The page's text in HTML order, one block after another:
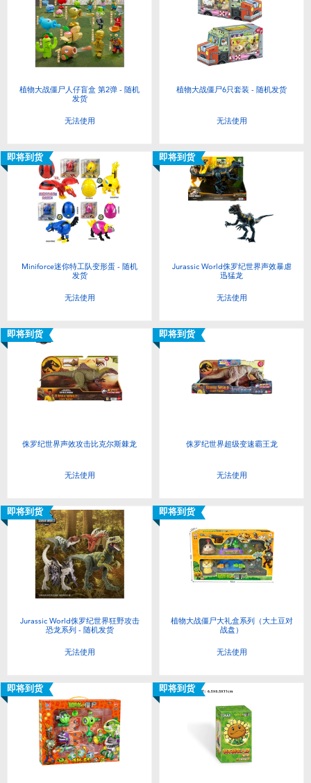
植物大战僵尸人仔盲盒 第2弹 - 随机
发货
无法使用
植物大战僵尸6只套装 - 随机发货
无法使用
即将到货
Miniforce迷你特工队变形蛋 - 随机
发货
无法使用
即将到货
Jurassic World侏罗纪世界声效暴虐
迅猛龙
无法使用
即将到货
侏罗纪世界声效攻击比克尔斯棘龙
无法使用
即将到货
侏罗纪世界超级变速霸王龙
无法使用
即将到货
Jurassic World侏罗纪世界狂野攻击
恐龙系列 - 随机发货
无法使用
即将到货
植物大战僵尸大礼盒系列（大土豆对
战盘）
无法使用
即将到货 即将到货